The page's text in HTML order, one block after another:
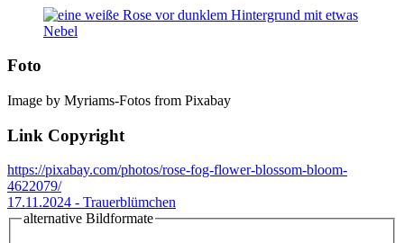
Foto
Image by Myriams-Fotos from Pixabay
Link Copyright
https://pixabay.com/photos/rose-fog-flower-blossom-bloom-
4622079/
17.11.2024 - Trauerblümchen
alternative Bildformate